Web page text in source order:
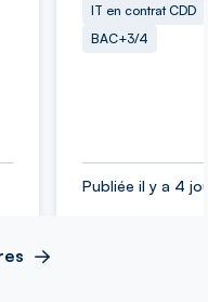
IT en contrat CDD
BAC+3/4
Publiée il y a 4